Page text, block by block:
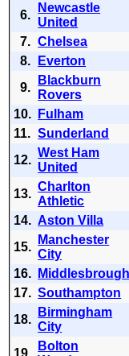
6.
Newcastle
United
7. Chelsea
8.
Everton
9.
Blackburn
Rovers
10.
Fulham
11. Sunderland
12.
West Ham
United
13.
Charlton
Athletic
14. Aston Villa
15.
Manchester
City
16.
Middlesbrough
17. Southampton
18.
Birmingham
City
19.
Bolton